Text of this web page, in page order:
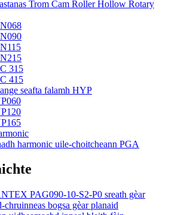
Trom Cam Roller Hollow Rotary
315
415
seafta falamh HYP
harmonic uile-choitcheann PGA